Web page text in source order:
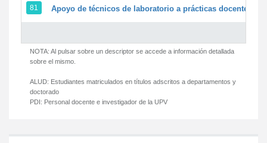
81 Apoyo de técnicos de laboratorio a prácticas docentes y
NOTA: Al pulsar sobre un descriptor se accede a información detallada
sobre el mismo.
ALUD: Estudiantes matriculados en títulos adscritos a departamentos y
doctorado
PDI: Personal docente e investigador de la UPV